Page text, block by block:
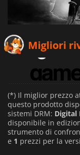
Migliori
(*) Il miglior prezzo
questo prodotto
sistemi DRM: Digital
disponibile in
strumento di
e 1 prezzi per la